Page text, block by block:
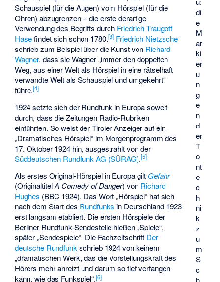
di
e
M
ar
ki
er
u
n
g
e
n
d
er
T
o
nt
e
c
h
ni
k
z
u
m
S
c
h
Schauspiel (für die Augen) vom Hörspiel (für die
Ohren) abzugrenzen – die erste derartige
Verwendung des Begriffs durch Friedrich Traugott
Hasefindet sich schon 1780.[3] Friedrich Nietzsche
schrieb zum Beispiel über die Kunst von Richard
Wagner, dass sie Wagner „immer den doppelten
Weg, aus einer Welt als Hörspiel in eine rätselhaft
verwandte Welt als Schauspiel und umgekehrt“
führe.[4]
1924 setzte sich der Rundfunk in Europa soweit
durch, dass die Zeitungen Radio-Rubriken
einführten. So weist derTiroler Anzeigerauf ein
„Dramatisches Hörspiel“ im Morgenprogramm des
17. Oktober 1924 hin, ausgestrahlt von der
Süddeutschen Rundfunk AG (SÜRAG).[5]
Als erstes Original-Hörspiel in Europa gilt Gefahr
(OriginaltitelA Comedy of Danger) von Richard
Hughes (BBC 1924). Das Wort „Hörspiel“ hat sich
nach dem Start des Rundfunks in Deutschland 1923
erst langsam etabliert. Die ersten Hörspiele der
Berliner Rundfunk-Sendestelle hießen „Spiele“,
später „Sendespiele“. Die Fachzeitschrift Der
deutsche Rundfunkschrieb 1924 von keinem
„dramatischen Werk, das die Vorstellungskraft des
Hörers mehr anreizt und darum so tief verfangen
kann, wie das Funkspiel“.[6]